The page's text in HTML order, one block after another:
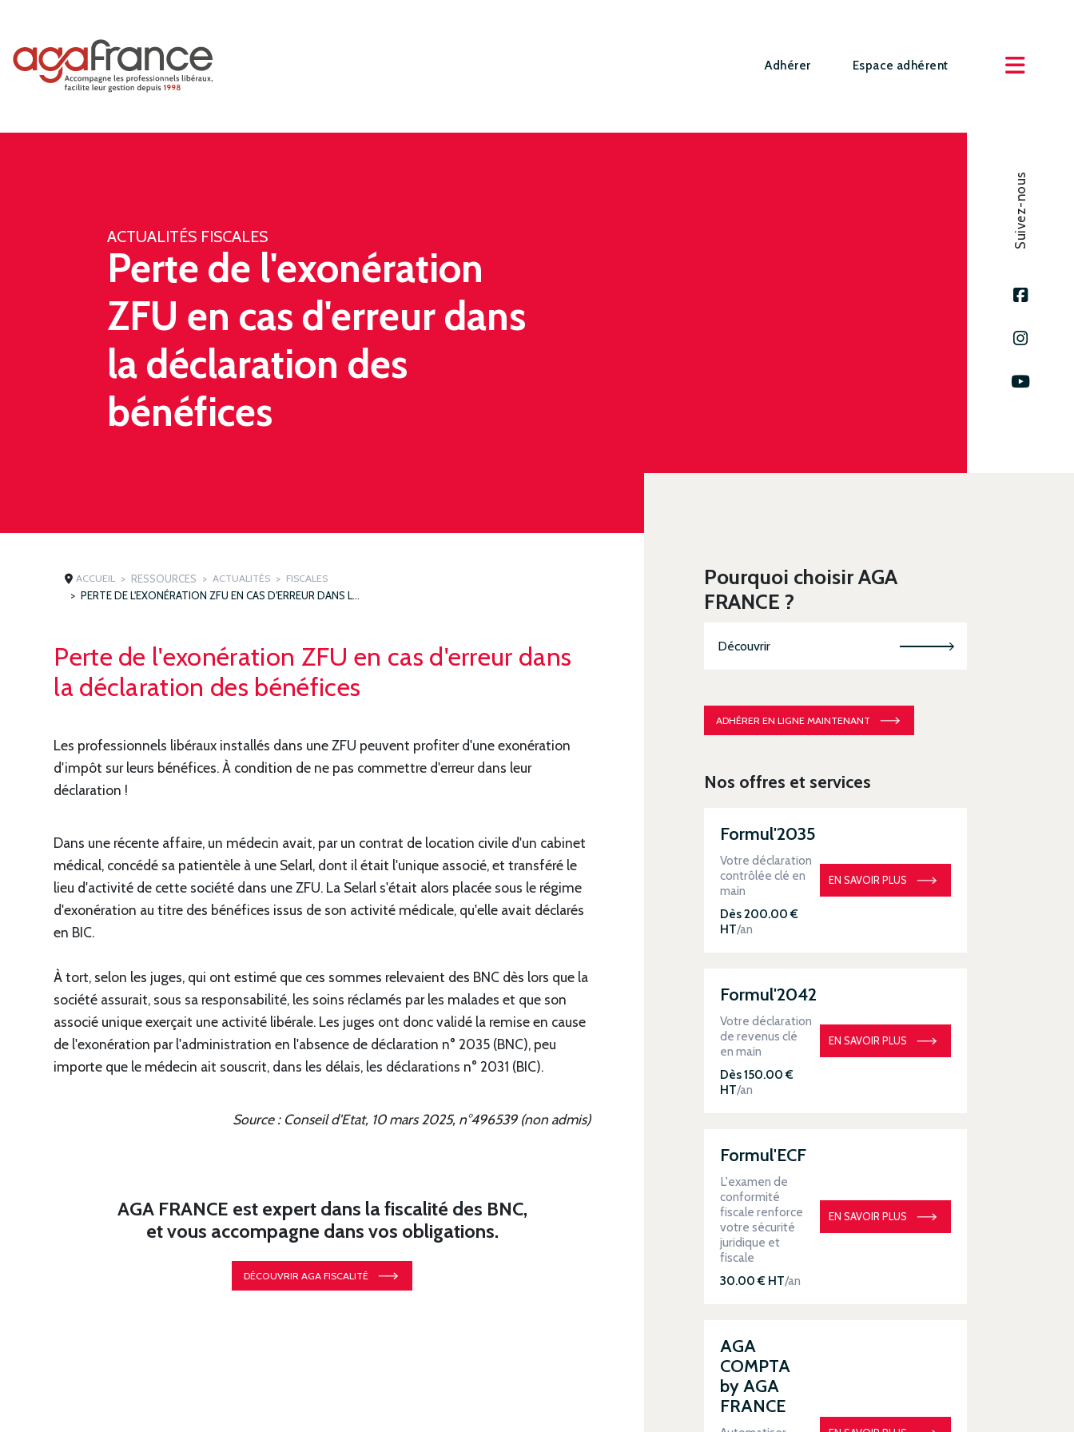
Adhérer Espace adhérent
ACTUALITÉS FISCALES
Perte de l'exonération
ZFU en cas d'erreur dans
la déclaration des
bénéfices
Suivez-nous
ACCUEIL RESSOURCES ACTUALITÉS FISCALES
PERTE DE L'EXONÉRATION ZFU EN CAS D'ERREUR DANS LA DÉCLARATION DES BÉNÉFICES
Perte de l'exonération ZFU en cas d'erreur dans
la déclaration des bénéfices
Les professionnels libéraux installés dans une ZFU peuvent profiter d'une exonération
d'impôt sur leurs bénéfices. À condition de ne pas commettre d'erreur dans leur
déclaration !
Dans une récente affaire, un médecin avait, par un contrat de location civile d'un cabinet
médical, concédé sa patientèle à une Selarl, dont il était l'unique associé, et transféré le
lieu d'activité de cette société dans une ZFU. La Selarl s'était alors placée sous le régime
d'exonération au titre des bénéfices issus de son activité médicale, qu'elle avait déclarés
en BIC.
À tort, selon les juges, qui ont estimé que ces sommes relevaient des BNC dès lors que la
société assurait, sous sa responsabilité, les soins réclamés par les malades et que son
associé unique exerçait une activité libérale. Les juges ont donc validé la remise en cause
de l'exonération par l'administration en l'absence de déclaration n° 2035 (BNC), peu
importe que le médecin ait souscrit, dans les délais, les déclarations n° 2031 (BIC).
Source : Conseil d'Etat, 10 mars 2025, n°496539 (non admis)
AGA FRANCE est expert dans la fiscalité des BNC,
et vous accompagne dans vos obligations.
DÉCOUVRIR AGA FISCALITÉ
Pourquoi choisir AGA
FRANCE ?
Découvrir
ADHÉRER EN LIGNE MAINTENANT
Nos offres et services
Formul'2035
Votre déclaration
contrôlée clé en
main
Dès 200.00 €
HT/an
EN SAVOIR PLUS
Formul'2042
Votre déclaration
de revenus clé
en main
Dès 150.00 €
HT/an
EN SAVOIR PLUS
Formul'ECF
L'examen de
conformité
fiscale renforce
votre sécurité
juridique et
fiscale
30.00 € HT/an
EN SAVOIR PLUS
AGA
COMPTA
by AGA
FRANCE